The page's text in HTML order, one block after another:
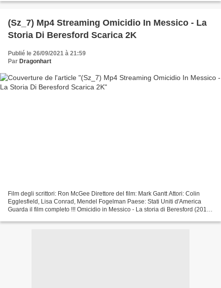
(Sz_7) Mp4 Streaming Omicidio In Messico - La
Storia Di Beresford Scarica 2K
Publié le 26/09/2021 à 21:59
Par Dragonhart
Film degli scrittori: Ron McGee Direttore del film: Mark Gantt Attori: Colin
Egglesfield, Lisa Conrad, Mendel Fogelman Paese: Stati Uniti d'America
Guarda il film completo !!! Omicidio in Messico - La storia di Beresford (2015)